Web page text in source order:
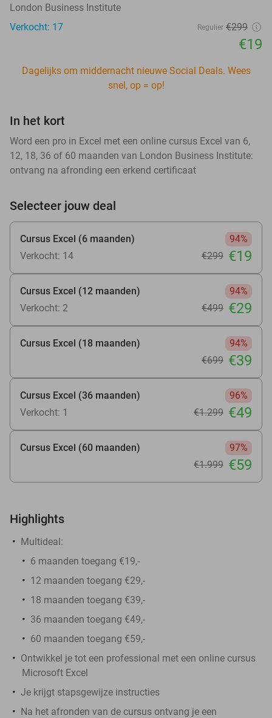
London Business Institute
Verkocht: 17
Regulier €299
€19
Dagelijks om middernacht nieuwe Social Deals. Wees
snel, op = op!
In het kort
Word een pro in Excel met een online cursus Excel van 6,
12, 18, 36 of 60 maanden van London Business Institute:
ontvang na afronding een erkend certificaat
Selecteer jouw deal
Cursus Excel (6 maanden)
94%
Verkocht: 14
€299 €19
Cursus Excel (12 maanden)
94%
Verkocht: 2
€499 €29
Cursus Excel (18 maanden)
94%
€699 €39
Cursus Excel (36 maanden)
96%
Verkocht: 1
€1.299 €49
Cursus Excel (60 maanden)
97%
€1.999 €59
Highlights
Multideal:
6 maanden toegang €19,-
12 maanden toegang €29,-
18 maanden toegang €39,-
36 maanden toegang €49,-
60 maanden toegang €59,-
Ontwikkel je tot een professional met een online cursus
Microsoft Excel
Je krijgt stapsgewijze instructies
Na het afronden van de cursus ontvang je een